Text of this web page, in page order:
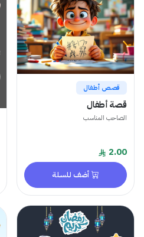
قصص أطفال
قصة أطفال
الصاحب المناسب
2.00
أضف للسلة